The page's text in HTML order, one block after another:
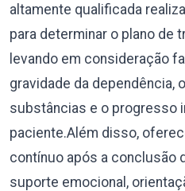
altamente qualificada
para determinar o plano de
levando em consideração
gravidade da dependência,
substâncias e o progresso
paciente.Além disso,
contínuo após a conclusão
suporte emocional,